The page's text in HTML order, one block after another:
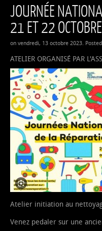
JOURNÉE
21 ET 22
on vendredi, 13 octobre 2023.
ATELIER ORGANISÉ PAR
Atelier initiation au
Venez pedaler sur une